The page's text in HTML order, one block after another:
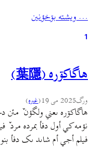
مشغول نصیحت و ارائهٔ روش
یک جوک…
… ويشته بۊخؤنين
1
هاگاکۊره (葉隱)
ورگ2025 می 19 (غىره)
هاگاکۊره ىعني ولگؤن ٚ مئن
نؤمه کي أول دفأ بمرده مرد
فيلم أجي أم شاىد ىک دفأ